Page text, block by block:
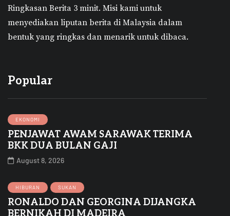
Ringkasan Berita 3 minit. Misi kami untuk
menyediakan liputan berita di Malaysia dalam
bentuk yang ringkas dan menarik untuk dibaca.
Popular
EKONOMI
PENJAWAT AWAM SARAWAK TERIMA
BKK DUA BULAN GAJI
August 8, 2026
HIBURAN SUKAN
RONALDO DAN GEORGINA DIJANGKA